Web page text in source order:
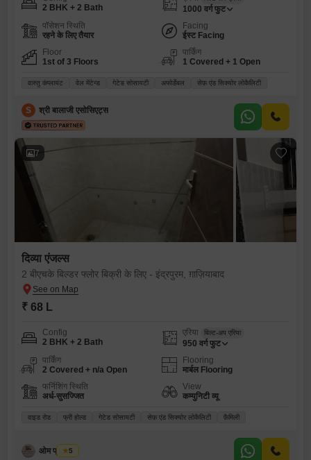
2 BHK + 2 Bath
1000 वर्ग फुट
पॉसेशन स्थिति
रहने के लिए तैयार
Facing
ईस्ट Facing
Floor
1st of 3 Floors
पार्किंग
1 Covered + 1 Open
वास्तु कंप्लायंट वेल मेंटेन्ड गेटेड सोसायटी अफोर्डेबल सेफ़ एंड सिक्योर लोकैलिटी
S श्री बालाजी एसोसिएट्स
7
दिव्या एंजल्स
2 बीएचके बिल्डर फ्लोर बिक्री के लिए - इंद्रपुरम, ग़ाज़ियाबाद
₹ 68 L
Config
2 BHK + 2 Bath
एरिया बिल्ट-अप एरिया
950 वर्ग फुट
पार्किंग
2 Covered + n/a Open
Flooring
मार्बल Flooring
फर्निशिंग स्थिति
अर्ध-सुसज्जित
View
कम्युनिटी व्यू
वाइड रोड फ्री होल्ड गेटेड सोसायटी सेफ़ एंड सिक्योर लोकैलिटी फ़ैमिली
ओम प्रॉपर्टीज
5